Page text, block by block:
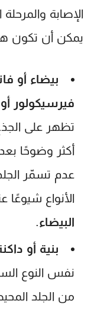
الإصابة
يمكن أن تكون
بيضاء أو
فيرسيكولور أو
تظهر على
أكثر وضوحًا
عدم تسمّر
الأنواع شيوعًا
البيضاء.
بنية أو
نفس النوع
من الجلد